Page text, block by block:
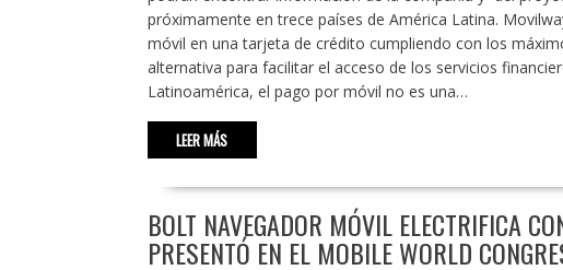
próximamente en trece países de América Latina.
móvil en una tarjeta de crédito cumpliendo con los
alternativa para facilitar el acceso de los servicios
Latinoamérica, el pago por móvil no es una…
LEER MÁS
BOLT NAVEGADOR MÓVIL ELECTRIFICA
PRESENTÓ EN EL MOBILE WORLD